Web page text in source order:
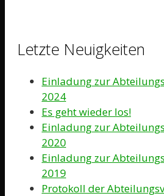
Letzte Neuigkeiten
Einladung zur
2024
Es geht wieder los!
Einladung zur
2020
Einladung zur
2019
Protokoll der